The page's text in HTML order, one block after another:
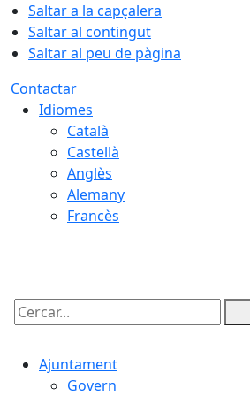
Saltar a la capçalera
Saltar al contingut
Saltar al peu de pàgina
Contactar
Idiomes
Català
Castellà
Anglès
Alemany
Francès
Cercar:
Ajuntament
Govern